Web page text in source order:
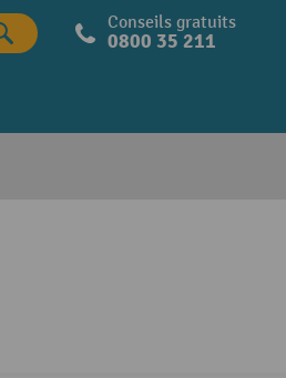
Conseils gratuits
0800 35 211